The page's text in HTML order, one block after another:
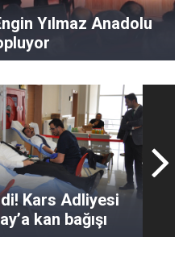
Yılmaz Anadolu
Kars Adliyesi
kan bağışı